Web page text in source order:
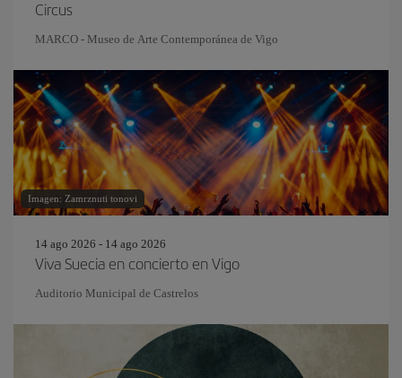
Circus
MARCO - Museo de Arte Contemporánea de Vigo
Imagen: Zamrznuti tonovi
14 ago 2026 - 14 ago 2026
Viva Suecia en concierto en Vigo
Auditorio Municipal de Castrelos